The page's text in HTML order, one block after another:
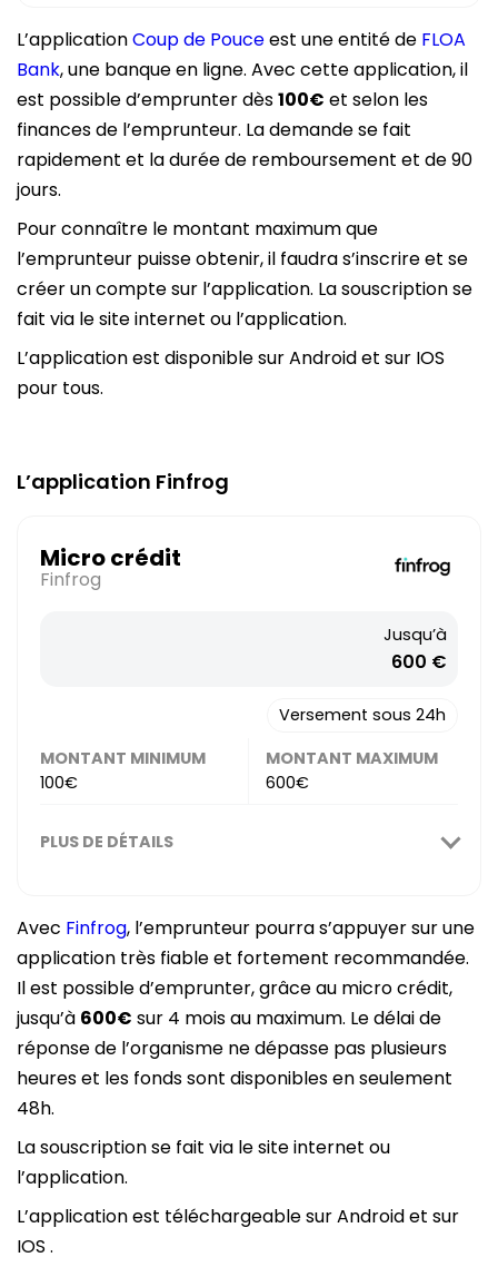
L’applicationCoup de Pouceest une entité de FLOA
Bank, une banque en ligne. Avec cette application, il
est possible d’emprunter dès100€ et selon les
finances de l’emprunteur. La demande se fait
rapidement et la durée de remboursement et de 90
jours.
Pour connaître le montant maximum que
l’emprunteur puisse obtenir, il faudra s’inscrire et se
créer un compte sur l’application. La souscription se
fait via le site internet ou l’application.
L’application est disponible sur Android et sur IOS
pour tous.
L’application Finfrog
Micro crédit
Finfrog
Jusqu’à
600 €
Versement sous 24h
MONTANT MINIMUM
100€
MONTANT MAXIMUM
600€
PLUS DE DÉTAILS
Avec Finfrog, l’emprunteur pourra s’appuyer sur une
application très fiable et fortement recommandée.
Il est possible d’emprunter, grâce au micro crédit,
jusqu’à 600€ sur 4 mois au maximum. Le délai de
réponse de l’organisme ne dépasse pas plusieurs
heures et les fonds sont disponibles en seulement
48h.
La souscription se fait via le site internet ou
l’application.
L’application est téléchargeable sur Android et sur
IOS .